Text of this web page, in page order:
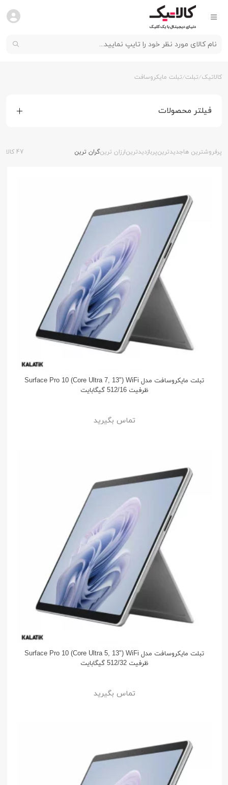
کالاتیک تبلت تبلت مایکروسافت
فیلتر محصولات
پرفروشترین هاجدیدترینپربازدیدترینارزان ترینگران ترین 47 کالا
تبلت مایکروسافت مدل Surface Pro 10 (Core Ultra 7, 13") WiFi
ظرفیت 512/16 گیگابایت
تماس بگیرید
تبلت مایکروسافت مدل Surface Pro 10 (Core Ultra 5, 13") WiFi
ظرفیت 512/32 گیگابایت
تماس بگیرید